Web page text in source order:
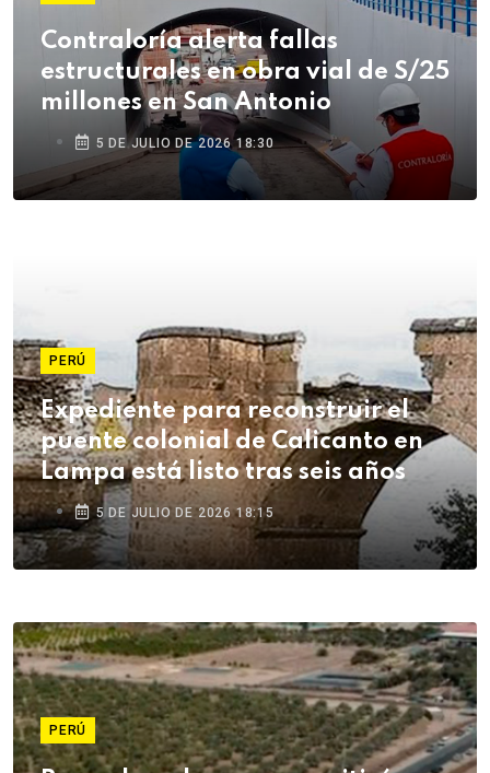
Contraloría alerta fallas
estructurales en obra vial de S/25
millones en San Antonio
5 DE JULIO DE 2026 18:30
PERÚ
Expediente para reconstruir el
puente colonial de Calicanto en
Lampa está listo tras seis años
5 DE JULIO DE 2026 18:15
PERÚ